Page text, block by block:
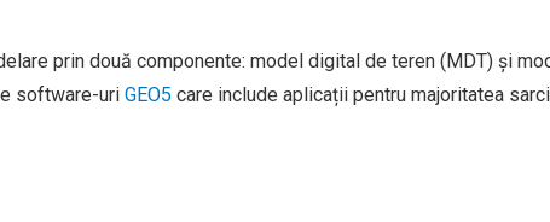
prin două componente: model digital de teren (MDT) și
software-uri GEO5 care include aplicații pentru majoritatea